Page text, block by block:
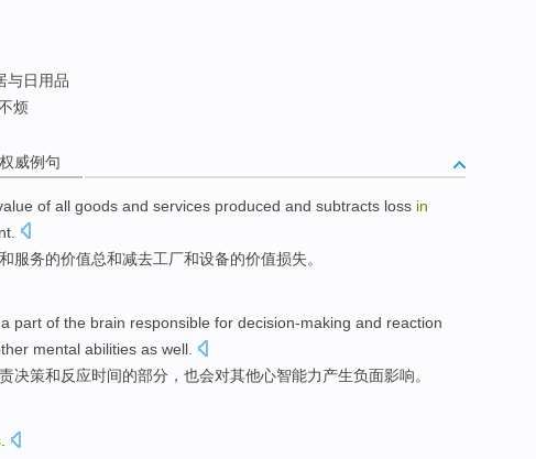
与日用品
烦
权威例句
of all goods and services produced and subtracts loss in
和服务的价值总和减去工厂和设备的价值损失。
a part of the brain responsible for decision-making and reaction
mental abilities as well.
决策和反应时间的部分 ，也会对其他心智能力产生负面影响。